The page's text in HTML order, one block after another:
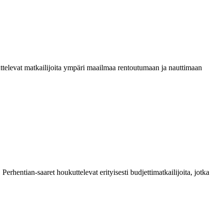
matkailijoita ympäri maailmaa rentoutumaan ja nauttimaan
saaret houkuttelevat erityisesti budjettimatkailijoita, jotka